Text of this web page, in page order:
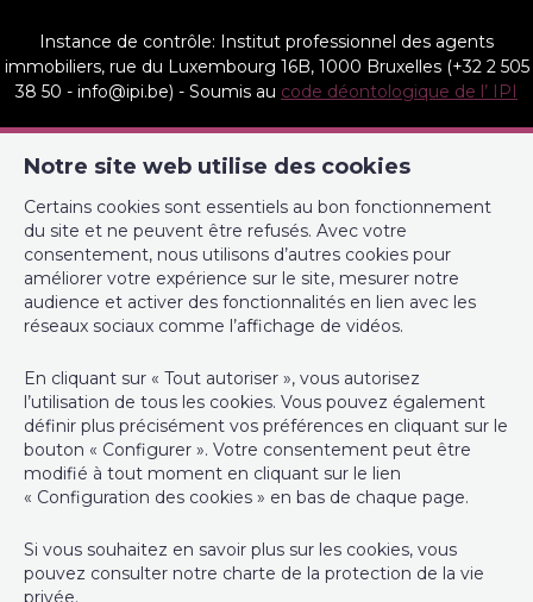
Ascenseur Non
Double vitrage Oui
Chauffage (Format/energie) gaz (chau. centr.)
Sdb (Type) douche dans le bain
Double vitrage (type) isol. thermique et acoustique
Sdb 3 (type) douche dans le bain
Sdb 3 (type) douche
Orientation du bâtiment (-)
Notre site web utilise des cookies
Certains cookies sont essentiels au bon fonctionnement
du site et ne peuvent être refusés. Avec votre
consentement, nous utilisons d’autres cookies pour
améliorer votre expérience sur le site, mesurer notre
audience et activer des fonctionnalités en lien avec les
réseaux sociaux comme l’affichage de vidéos.
En cliquant sur « Tout autoriser », vous autorisez
l’utilisation de tous les cookies. Vous pouvez également
définir plus précisément vos préférences en cliquant sur le
bouton « Configurer ». Votre consentement peut être
modifié à tout moment en cliquant sur le lien
« Configuration des cookies » en bas de chaque page.
Si vous souhaitez en savoir plus sur les cookies, vous
pouvez consulter notre charte de la protection de la vie
privée.
Instance de contrôle: Institut professionnel des agents
immobiliers, rue du Luxembourg 16B, 1000 Bruxelles (+32 2 505
38 50 - info@ipi.be) - Soumis au code déontologique de l’ IPI
Place du Trône 1, 1000 Bruxelles – police n° 730.390.160.
Couverture valable pour les activités réalisées en Belgique
Les services et biens proposés sur le site et autres médias de
l’agence immobilières sont décrits de bonne foi, le plus
précisément et fidèlement possible sans que ces informations
ne soient contractuelles.
Compte tiers : BE37 0020 1911 6028
Responsable anti-blanchiment : Marie Heurteau
Frais d'agence :
- 3,025 % (2,5% +21% TVA) du prix de vente avec un minimum de
6.050 € (TTC) pour un immeuble.